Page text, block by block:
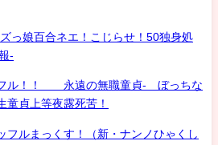
っ娘百合ネエ！こじらせ！50独身処
-
フル！！ 永遠の無職童貞- ぼっちな
童貞上等夜露死苦！
フルまっくす！（新・ナンノひゃくし